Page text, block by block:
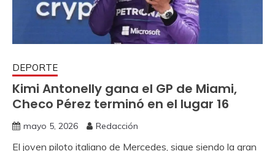
DEPORTE
Kimi Antonelly gana el GP de Miami,
Checo Pérez terminó en el lugar 16
mayo 5, 2026 Redacción
El joven piloto italiano de Mercedes, sigue siendo la gran